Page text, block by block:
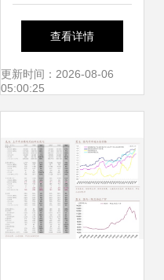
好 与新金融机
构“得意家装修”达
查看详情
更新时间：2026-08-06
05:00:25